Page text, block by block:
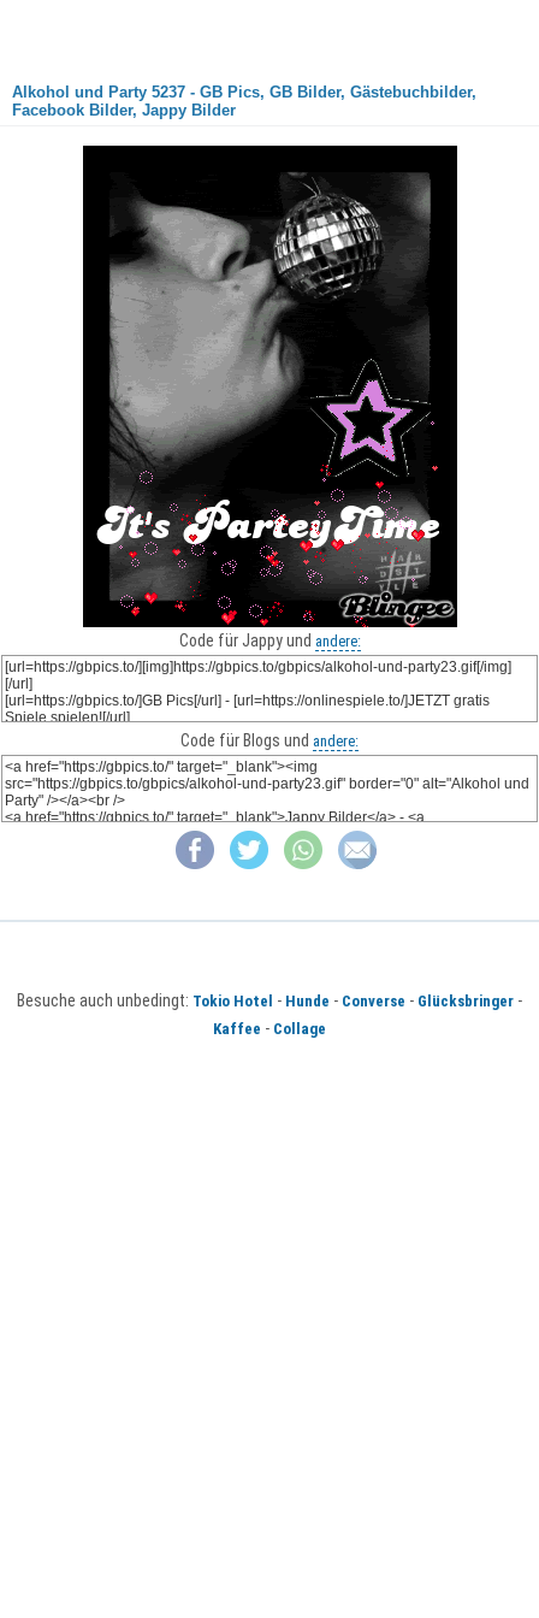
Alkohol und Party 5237 - GB Pics, GB Bilder, Gästebuchbilder,
Facebook Bilder, Jappy Bilder
Code für Jappy und andere:
Code für Blogs und andere:
Besuche auch unbedingt: Tokio Hotel - Hunde - Converse - Glücksbringer -
Kaffee - Collage